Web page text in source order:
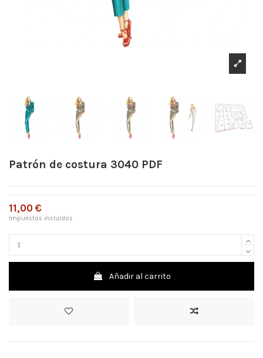
Patrón de costura 3040 PDF
11,00 €
Impuestos incluidos
Añadir al carrito